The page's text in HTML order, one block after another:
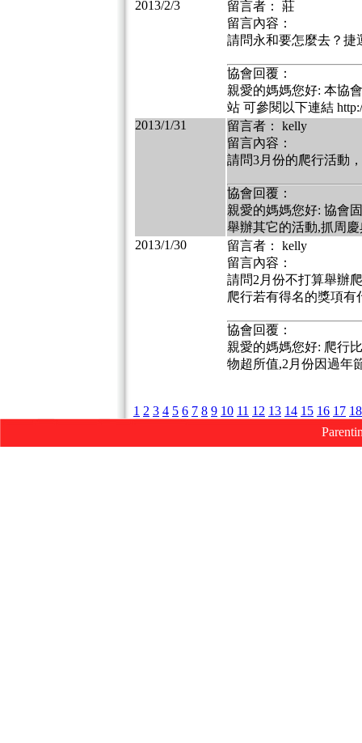
2013/2/3
留言者： 莊
留言內容：
請問永和要怎麼去？捷
協會回覆：
親愛的媽媽您好: 本協
站 可參閱以下連結
2013/1/31
留言者： kelly
留言內容：
請問3月份的爬行活動
協會回覆：
親愛的媽媽您好: 協會
舉辦其它的活動,抓周
2013/1/30
留言者： kelly
留言內容：
請問2月份不打算舉辦
爬行若有得名的獎項有
協會回覆：
親愛的媽媽您好: 爬行
物超所值,2月份因過年
1 2 3 4 5 6 7 8 9 10 11 12 13 14 15 16 17 18